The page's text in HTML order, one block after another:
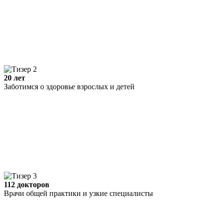
20 лет
Заботимся о здоровье взрослых и детей
112 докторов
Врачи общей практики и узкие специалисты